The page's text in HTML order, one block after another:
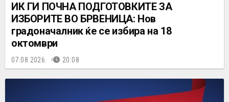
ИК ГИ ПОЧНА ПОДГОТОВКИТЕ ЗА
ИЗБОРИТЕ ВО БРВЕНИЦА: Нов
градоначалник ќе се избира на 18
октомври
07.08.2026. 20:08